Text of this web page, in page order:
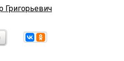
Григорьевич